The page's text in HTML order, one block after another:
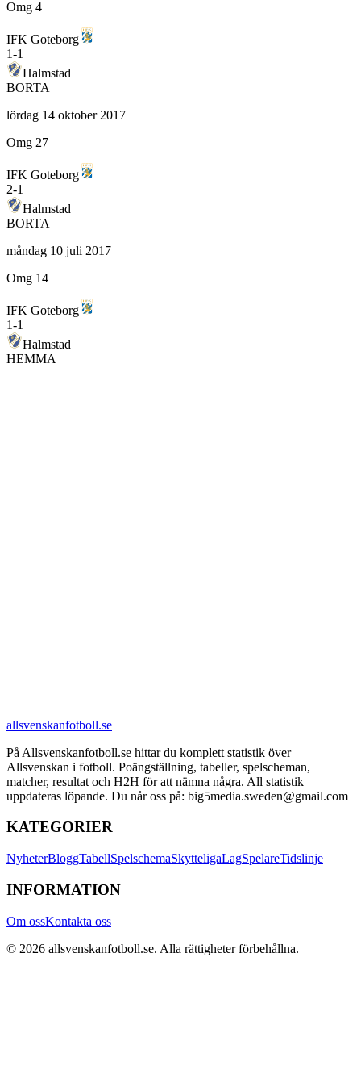
Omg 4
IFK Goteborg
1-1
Halmstad
BORTA
lördag 14 oktober 2017
Omg 27
IFK Goteborg
2-1
Halmstad
BORTA
måndag 10 juli 2017
Omg 14
IFK Goteborg
1-1
Halmstad
HEMMA
allsvenskanfotboll.se
På Allsvenskanfotboll.se hittar du komplett statistik över
Allsvenskan i fotboll. Poängställning, tabeller, spelscheman,
matcher, resultat och H2H för att nämna några. All statistik
uppdateras löpande. Du når oss på: big5media.sweden@gmail.com
KATEGORIER
NyheterBloggTabellSpelschemaSkytteligaLagSpelareTidslinje
INFORMATION
Om ossKontakta oss
© 2026 allsvenskanfotboll.se. Alla rättigheter förbehållna.